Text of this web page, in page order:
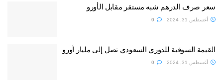
سعر صرف الدرهم شبه مستقر مقابل الأورو
أغسطس 31, 2024
القيمة السوقية للدوري السعودي تصل إلى مليار أورو
أغسطس 31, 2024